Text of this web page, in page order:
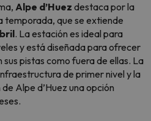
Alpe d’Huez destaca por la
temporada, que se extiende
. La estación es ideal para
y está diseñada para ofrecer
pistas como fuera de ellas. La
de primer nivel y la
Alpe d’Huez una opción